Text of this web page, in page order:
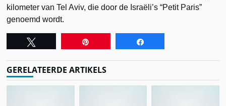
kilometer van Tel Aviv, die door de Israëli’s “Petit Paris”
genoemd wordt.
GERELATEERDE ARTIKELS